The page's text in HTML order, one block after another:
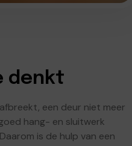
denkt
een deur niet meer
hang- en sluitwerk
is de hulp van een